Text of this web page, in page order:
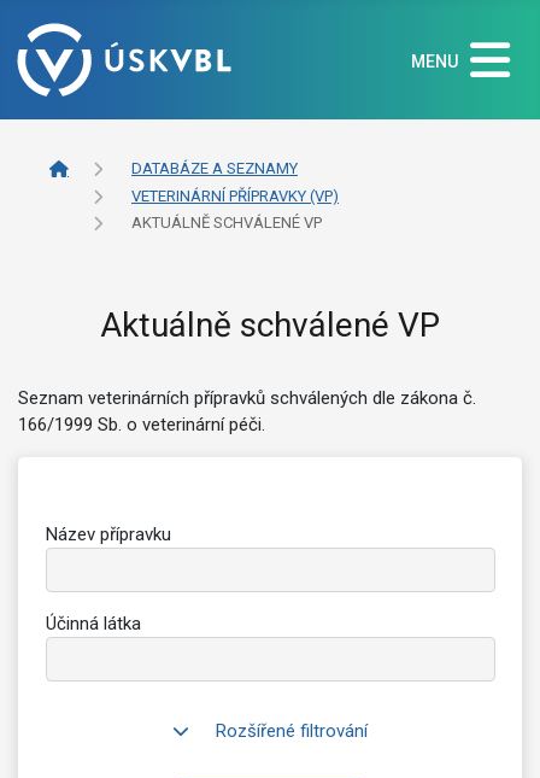
MENU
DATABÁZE A SEZNAMY
VETERINÁRNÍ PŘÍPRAVKY (VP)
AKTUÁLNĚ SCHVÁLENÉ VP
Aktuálně schválené VP
Seznam veterinárních přípravků schválených dle zákona č.
166/1999 Sb. o veterinární péči.
Název přípravku
Účinná látka
Rozšířené filtrování